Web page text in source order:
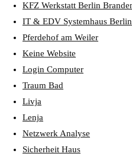
KFZ Werkstatt Berlin
IT & EDV Systemhaus Berlin
Pferdehof am Weiler
Keine Website
Login Computer
Traum Bad
Livja
Lenja
Netzwerk Analyse
Sicherheit Haus